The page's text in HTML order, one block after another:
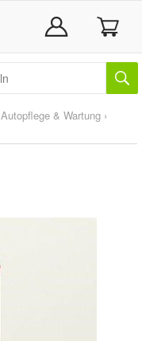
Autopflege & Wartung ›